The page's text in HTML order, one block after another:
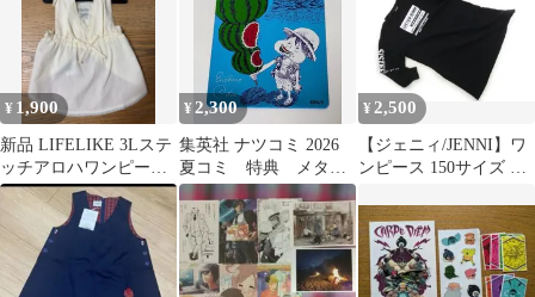
¥ 1,900
新品 LIFELIKE 3Lステ
ッチアロハワンピース
アイボリー
¥2,300
集英社 ナツコミ 2026
夏コミ 特典 メタキ
ラ カード ワンピース
¥2,500
【ジェニィ/JENNI】ワ
ンピース 150サイズ 女
服】（2160966）